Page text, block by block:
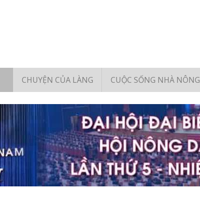
CHUYỆN CỦA LÀNG CUỘC SỐNG NHÀ NÔNG